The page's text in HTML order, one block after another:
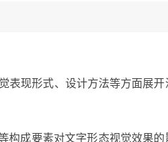
表现形式、设计方法等方面展开
构成要素对文字形态视觉效果的